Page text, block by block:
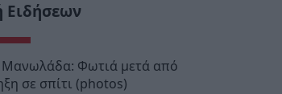
Ειδήσεων
Φωτιά μετά από
σε σπίτι (photos)